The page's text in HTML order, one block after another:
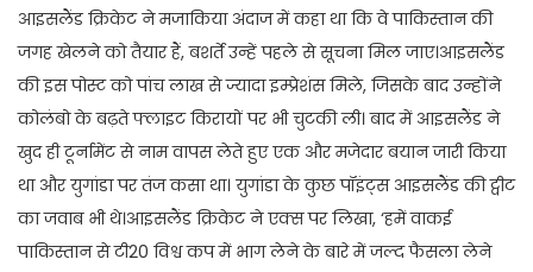
आइसलैंड क्रिकेट ने मजाकिया अंदाज में कहा था कि वे पाकिस्तान की
जगह खेलने को तैयार हैं, बशर्ते उन्हें पहले से सूचना मिल जाए।आइसलैंड
की इस पोस्ट को पांच लाख से ज्यादा इम्प्रेशंस मिले, जिसके बाद उन्होंने
कोलंबो के बढ़ते फ्लाइट किरायों पर भी चुटकी ली। बाद में आइसलैंड ने
खुद ही टूर्नामेंट से नाम वापस लेते हुए एक और मजेदार बयान जारी किया
था और युगांडा पर तंज कसा था। युगांडा के कुछ पॉइंट्स आइसलैंड की ट्वीट
का जवाब भी थे।आइसलैंड क्रिकेट ने एक्स पर लिखा, ‘हमें वाकई
पाकिस्तान से टी20 विश्व कप में भाग लेने के बारे में जल्द फैसला लेने